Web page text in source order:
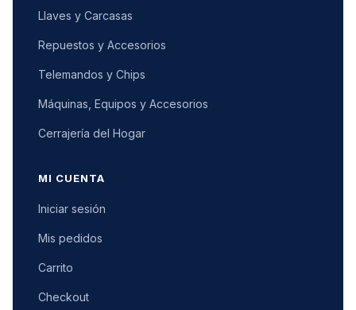
Llaves y Carcasas
Repuestos y Accesorios
Telemandos y Chips
Máquinas, Equipos y Accesorios
Cerrajería del Hogar
MI CUENTA
Iniciar sesión
Mis pedidos
Carrito
Checkout